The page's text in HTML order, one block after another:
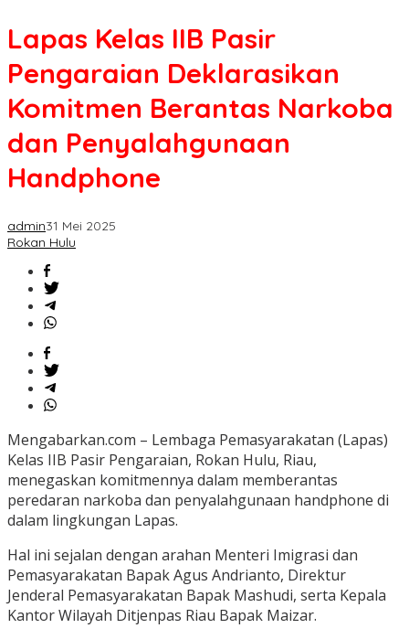
Pasir
Deklarasikan
Berantas
dan
Lapas Kelas IIB Pasir
Pengaraian Deklarasikan
Komitmen Berantas Narkoba
dan Penyalahgunaan
Handphone
admin31 Mei 2025
Rokan Hulu
Mengabarkan.com – Lembaga Pemasyarakatan (Lapas)
Kelas IIB Pasir Pengaraian, Rokan Hulu, Riau,
menegaskan komitmennya dalam memberantas
peredaran narkoba dan penyalahgunaan handphone di
dalam lingkungan Lapas.
Hal ini sejalan dengan arahan Menteri Imigrasi dan
Pemasyarakatan Bapak Agus Andrianto, Direktur
Jenderal Pemasyarakatan Bapak Mashudi, serta Kepala
Kantor Wilayah Ditjenpas Riau Bapak Maizar.